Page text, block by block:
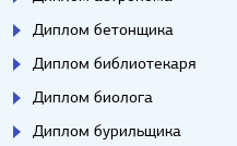
Диплом бетонщика
Диплом библиотекаря
Диплом биолога
Диплом бурильщика